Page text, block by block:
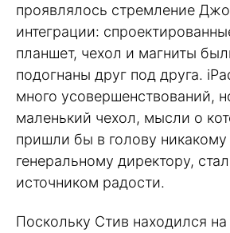
проявлялось стремление
интеграции:
планшет, чехол и магниты
подогнаны друг под друга.
много усовершенствований,
маленький чехол, мысли о
пришли бы в голову никакому
генеральному директору,
источником радости.
Поскольку Стив находился